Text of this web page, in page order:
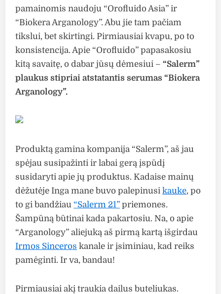
pamainomis naudoju “Orofluido Asia” ir
“Biokera Arganology”. Abu jie tam pačiam
tikslui, bet skirtingi. Pirmiausiai kvapu, po to
konsistencija. Apie “Orofluido” papasakosiu
kitą savaitę, o dabar jūsų dėmesiui –“Salerm”
plaukus stipriai atstatantis serumas “Biokera
Arganology”.
Produktą gamina kompanija “Salerm”, aš jau
spėjau susipažinti ir labai gerą įspūdį
susidaryti apie jų produktus. Kadaise mainų
dėžutėje Inga mane buvo palepinusikauke, po
to gi bandžiau“Salerm 21” priemones.
Šampūną būtinai kada pakartosiu. Na, o apie
“Arganology” aliejuką aš pirmą kartą išgirdau
Irmos Sinceros kanale ir įsiminiau, kad reiks
pamėginti. Ir va, bandau!
Pirmiausiai akį traukia dailus buteliukas.